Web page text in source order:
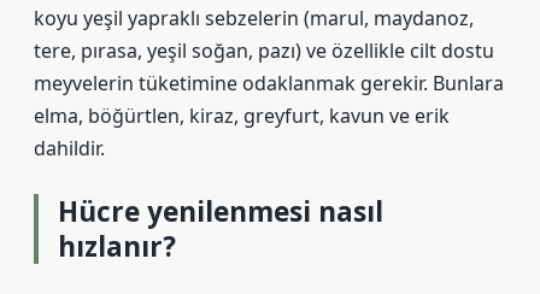
koyu yeşil yapraklı sebzelerin (marul, maydanoz,
tere, pırasa, yeşil soğan, pazı) ve özellikle cilt dostu
meyvelerin tüketimine odaklanmak gerekir. Bunlara
elma, böğürtlen, kiraz, greyfurt, kavun ve erik
dahildir.
Hücre yenilenmesi nasıl
hızlanır?